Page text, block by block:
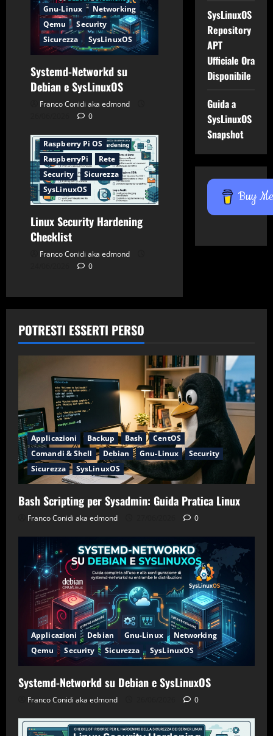
Gnu-Linux
Networking
Qemu
Security
Sicurezza
SysLinuxOS
Systemd-Networkd su
Debian e SysLinuxOS
Franco Conidi aka edmond
0
Applicazioni
CentOS
Gnu-Linux
Networking
Raspberry Pi OS
RaspberryPi
Rete
Security
Sicurezza
SysLinuxOS
Linux Security Hardening
Checklist
Franco Conidi aka edmond
0
SysLinuxOS
Repository
APT
Ufficiale Ora
Disponibile
Guida a
SysLinuxOS
Snapshot
Buy
POTRESTI ESSERTI PERSO
Applicazioni Backup Bash
CentOS
Comandi & Shell
Debian Gnu-Linux
Security
Sicurezza
SysLinuxOS
Bash Scripting per Sysadmin: Guida Pratica Linux
Franco Conidi aka edmond 0
Applicazioni Debian Gnu-Linux
Networking
Qemu
Security Sicurezza SysLinuxOS
Systemd-Networkd su Debian e SysLinuxOS
Franco Conidi aka edmond 0